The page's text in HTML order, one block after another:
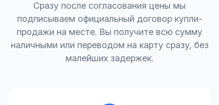
Сразу после согласования цены мы
подписываем официальный договор купли-
продажи на месте. Вы получите всю сумму
наличными или переводом на карту сразу, без
малейших задержек.